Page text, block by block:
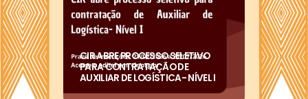
CIR ABRE PROCESSO SELETIVO
PARA CONTRATAÇÃO DE
AUXILIAR DE LOGÍSTICA- NÍVEL I